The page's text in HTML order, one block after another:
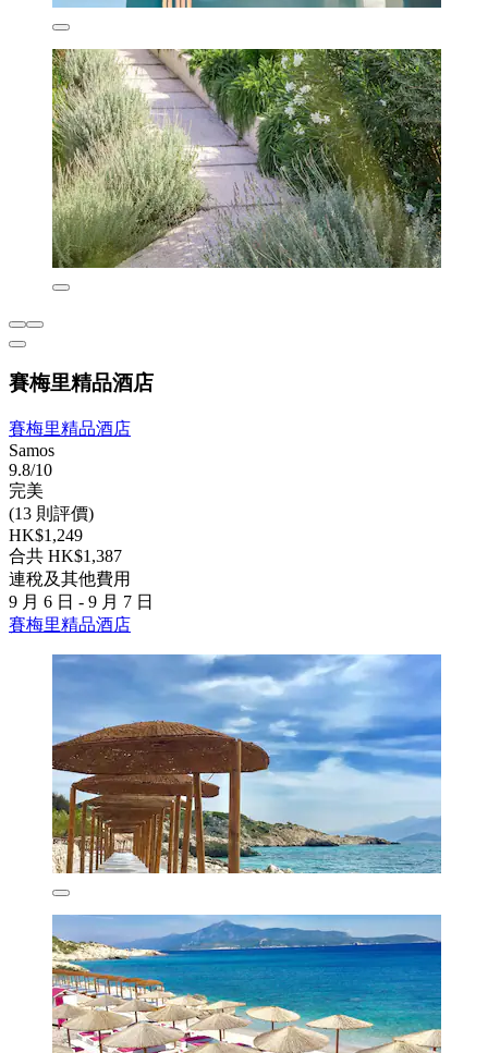
賽梅里精品酒店
賽梅里精品酒店
Samos
9.8/10
完美
(13 則評價)
HK$1,249
合共 HK$1,387
連稅及其他費用
9 月 6 日 - 9 月 7 日
賽梅里精品酒店